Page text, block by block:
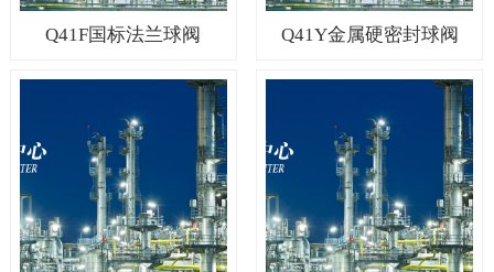
Q41F国标法兰球阀 Q41Y金属硬密封球阀